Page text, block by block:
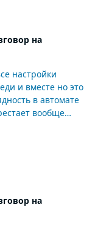
на
настройки
и вместе но это
в автомате
вообще
- на них и дает
на